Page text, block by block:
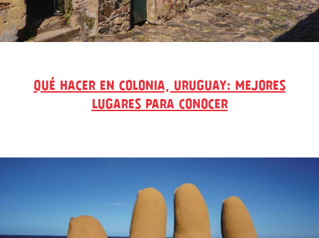
QUÉ HACER EN COLONIA, URUGUAY: MEJORES
LUGARES PARA CONOCER